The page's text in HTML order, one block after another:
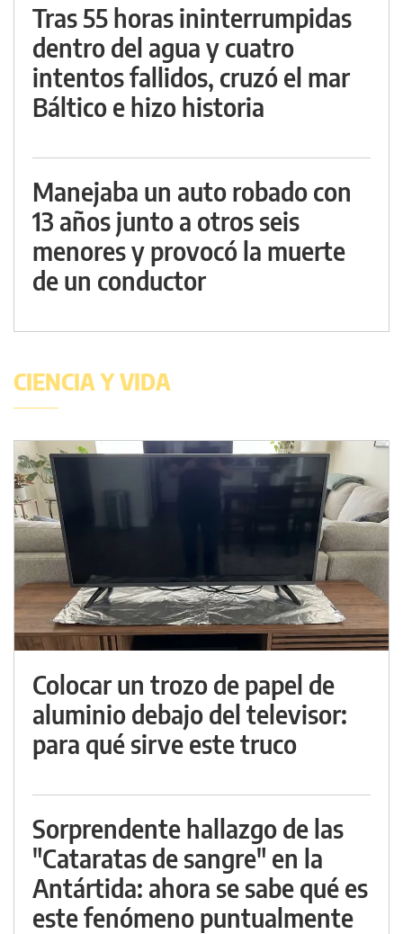
Tras 55 horas ininterrumpidas
dentro del agua y cuatro
intentos fallidos, cruzó el mar
Báltico e hizo historia
Manejaba un auto robado con
13 años junto a otros seis
menores y provocó la muerte
de un conductor
CIENCIA Y VIDA
Colocar un trozo de papel de
aluminio debajo del televisor:
para qué sirve este truco
Sorprendente hallazgo de las
"Cataratas de sangre" en la
Antártida: ahora se sabe qué es
este fenómeno puntualmente